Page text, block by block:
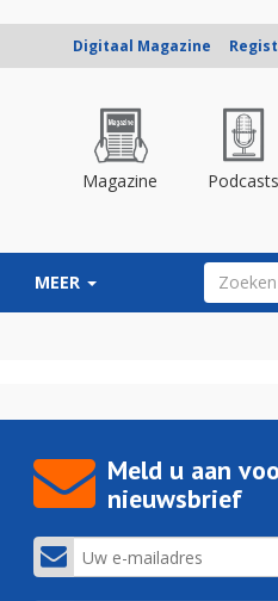
Digitaal Magazine
Magazine Podcasts
MEER
Meld u aan
nieuwsbrief